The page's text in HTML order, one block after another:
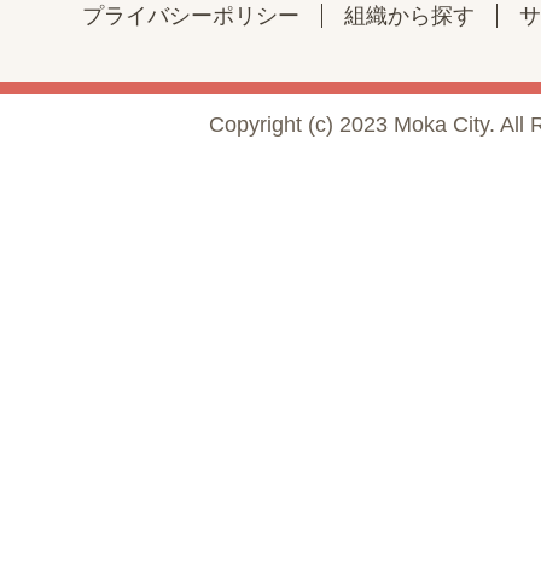
プライバシーポリシー 組織から探す
Copyright (c) 2023 Moka City. All